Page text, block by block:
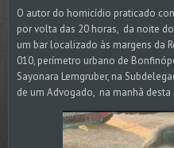
O autor do homicídio praticado
por volta das 20 horas, da noite
um bar localizado às margens da
010, perímetro urbano de
Sayonara Lemgruber, na
de um Advogado, na manhã